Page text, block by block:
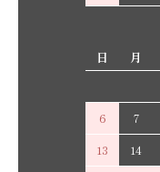
日
月
6
7
13
14